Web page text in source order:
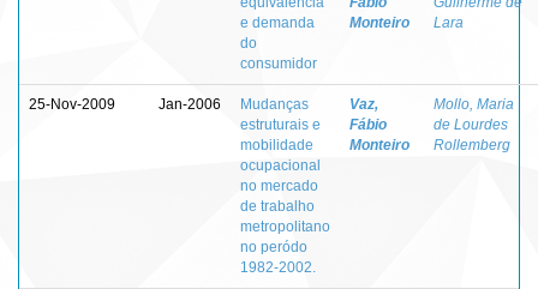
e demanda
do
consumidor
Monteiro
Lara
25-Nov-2009 Jan-2006
Mudanças
estruturais e
mobilidade
ocupacional
no mercado
de trabalho
metropolitano
no peródo
1982-2002.
Vaz,
Fábio
Monteiro
Mollo, Maria
de Lourdes
Rollemberg